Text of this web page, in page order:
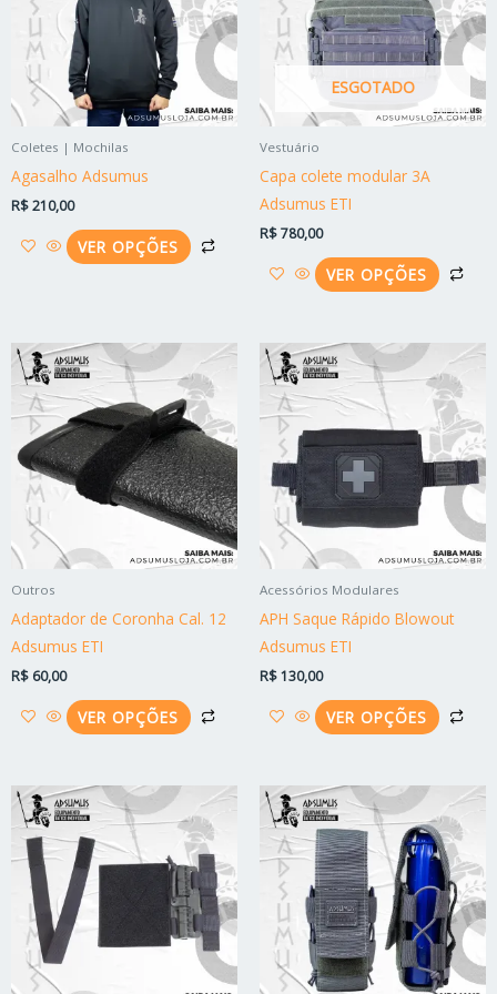
Coletes | Mochilas
Agasalho Adsumus
R$210,00
VER OPÇÕES
variantes.
As
opções
podem
produto
ESGOTADO
Vestuário
Capa colete modular 3A
Adsumus ETI
R$780,00
VER OPÇÕES
As
Outros
Adaptador de Coronha Cal. 12
Adsumus ETI
R$ 60,00
VER OPÇÕES
Este
produto
várias
variantes.
As
opções
podem
produto
Acessórios Modulares
APH Saque Rápido Blowout
Adsumus ETI
R$130,00
VER OPÇÕES
Este
As
Faixa
de
preço:
R$ 55,00
através
R$ 110,00
Este
produto
várias
variantes.
As
opções
Este
As